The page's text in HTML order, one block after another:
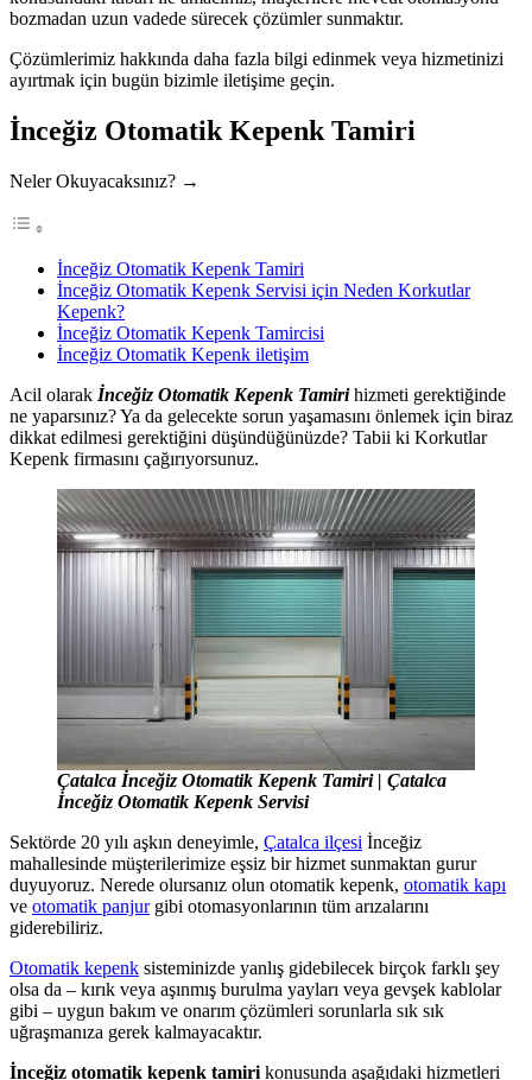
bozmadan uzun vadede sürecek çözümler sunmaktır.
Çözümlerimiz hakkında daha fazla bilgi edinmek veya hizmetinizi
ayırtmak için bugün bizimle iletişime geçin.
İnceğiz Otomatik Kepenk Tamiri
Neler Okuyacaksınız? →
İnceğiz Otomatik Kepenk Tamiri
İnceğiz Otomatik Kepenk Servisi için Neden Korkutlar
Kepenk?
İnceğiz Otomatik Kepenk Tamircisi
İnceğiz Otomatik Kepenk iletişim
Acil olarak İnceğiz Otomatik Kepenk Tamirihizmeti gerektiğinde
ne yaparsınız? Ya da gelecekte sorun yaşamasını önlemek için biraz
dikkat edilmesi gerektiğini düşündüğünüzde? Tabii ki Korkutlar
Kepenk firmasını çağırıyorsunuz.
Çatalca İnceğiz Otomatik Kepenk Tamiri | Çatalca
İnceğiz Otomatik Kepenk Servisi
Sektörde 20 yılı aşkın deneyimle, Çatalca ilçesi İnceğiz
mahallesinde müşterilerimize eşsiz bir hizmet sunmaktan gurur
duyuyoruz. Nerede olursanız olun otomatik kepenk, otomatik kapı
ve otomatik panjurgibi otomasyonlarının tüm arızalarını
giderebiliriz.
Otomatik kepenk sisteminizde yanlış gidebilecek birçok farklı şey
olsa da – kırık veya aşınmış burulma yayları veya gevşek kablolar
gibi – uygun bakım ve onarım çözümleri sorunlarla sık sık
uğraşmanıza gerek kalmayacaktır.
İnceğiz otomatik kepenk tamiri konusunda aşağıdaki hizmetleri